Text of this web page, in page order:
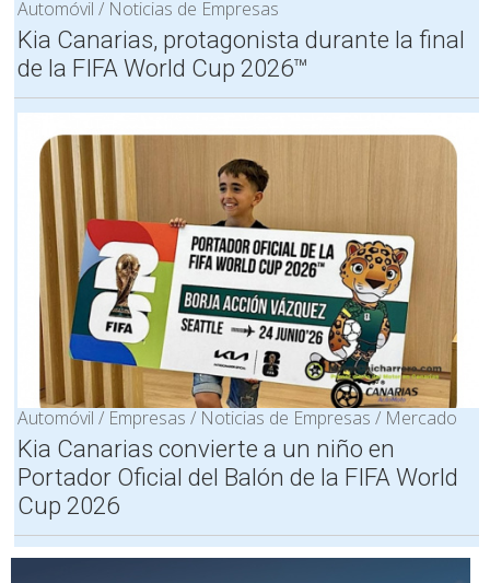
Automóvil / Noticias de Empresas
Kia Canarias, protagonista durante la final
de la FIFA World Cup 2026™
Automóvil / Empresas / Noticias de Empresas / Mercado
Kia Canarias convierte a un niño en
Portador Oficial del Balón de la FIFA World
Cup 2026